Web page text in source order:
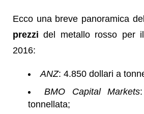
Ecco una breve panoramica
prezzi del metallo rosso per
2016:
ANZ: 4.850 dollari a
BMO Capital Markets
tonnellata;